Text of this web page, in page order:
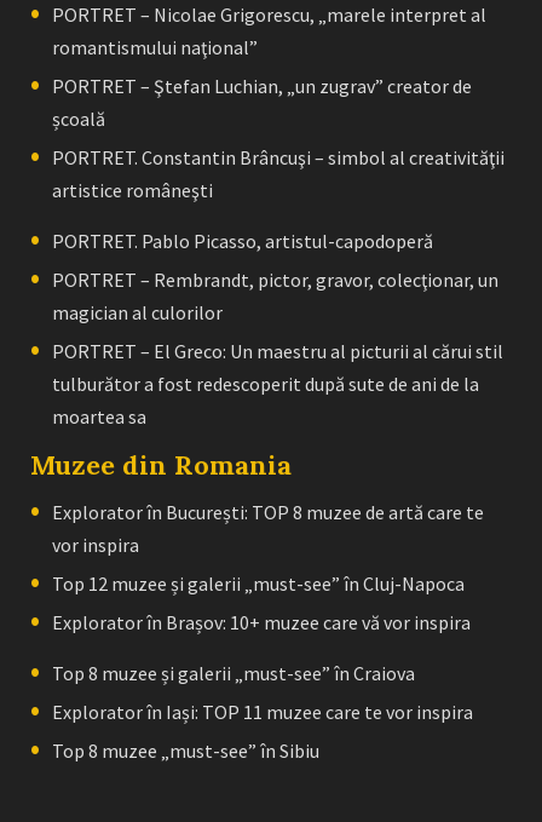
PORTRET – Nicolae Grigorescu, „marele interpret al
romantismului naţional”
PORTRET – Ştefan Luchian, „un zugrav” creator de
școală
PORTRET. Constantin Brâncuşi – simbol al creativităţii
artistice româneşti
PORTRET. Pablo Picasso, artistul-capodoperă
PORTRET – Rembrandt, pictor, gravor, colecţionar, un
magician al culorilor
PORTRET – El Greco: Un maestru al picturii al cărui stil
tulburător a fost redescoperit după sute de ani de la
moartea sa
Muzee din Romania
Explorator în București: TOP 8 muzee de artă care te
vor inspira
Top 12 muzee și galerii „must-see” în Cluj-Napoca
Explorator în Brașov: 10+ muzee care vă vor inspira
Top 8 muzee și galerii „must-see” în Craiova
Explorator în Iași: TOP 11 muzee care te vor inspira
Top 8 muzee „must-see” în Sibiu